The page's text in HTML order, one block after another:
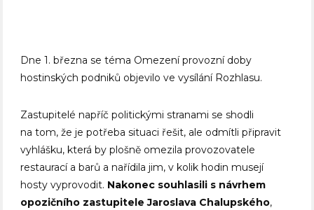
Dne 1. března se téma Omezení provozní doby
hostinských podniků objevilo ve vysílání Rozhlasu.
Zastupitelé napříč politickými stranami se shodli
na tom, že je potřeba situaci řešit, ale odmítli připravit
vyhlášku, která by plošně omezila provozovatele
restaurací a barů a nařídila jim, v kolik hodin musejí
hosty vyprovodit. Nakonec souhlasili s návrhem
opozičního zastupitele Jaroslava Chalupského,